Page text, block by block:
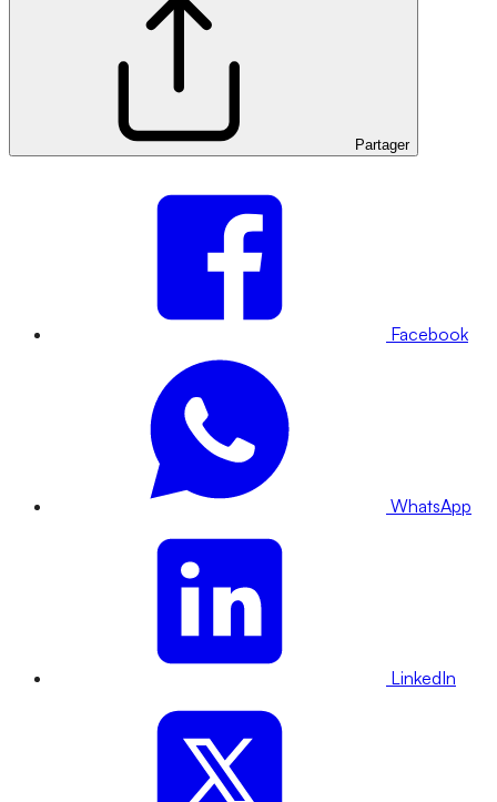
Partager
Facebook
WhatsApp
LinkedIn